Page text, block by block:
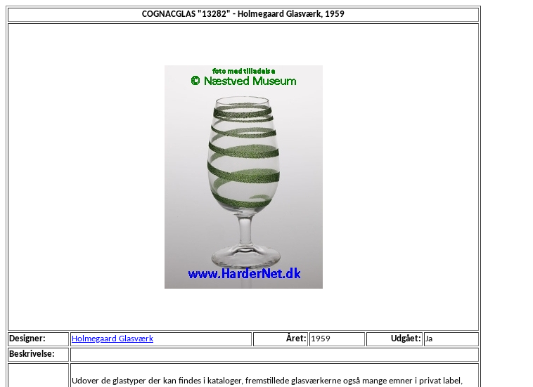
COGNACGLAS "13282" - Holmegaard Glasværk, 1959
Designer: Holmegaard Glasværk Året: 1959 Udgået: Ja
Beskrivelse:
Udover de glastyper der kan findes i kataloger, fremstillede glasværkerne også mange emner i privat label,